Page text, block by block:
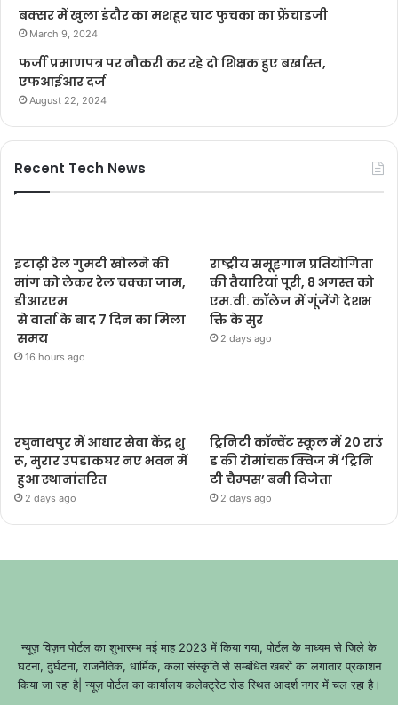
बक्सर में खुला इंदौर का मशहूर चाट फुचका का फ्रेंचाइजी
March 9, 2024
फर्जी प्रमाणपत्र पर नौकरी कर रहे दो शिक्षक हुए बर्खास्त,
एफआईआर दर्ज
August 22, 2024
Recent Tech News
इटाढ़ी रेल गुमटी खोलने की
मांग को लेकर रेल चक्का जाम,
डीआरएम
से वार्ता के बाद 7 दिन का मिला
समय
16 hours ago
राष्ट्रीय समूहगान प्रतियोगिता
की तैयारियां पूरी, 8 अगस्त को
एम.वी. कॉलेज में गूंजेंगे देशभ
क्ति के सुर
2 days ago
रघुनाथपुर में आधार सेवा केंद्र शु
रू, मुरार उपडाकघर नए भवन में
हुआ स्थानांतरित
2 days ago
ट्रिनिटी कॉन्वेंट स्कूल में 20 राउं
ड की रोमांचक क्विज में ‘ट्रिनि
टी चैम्पस’ बनी विजेता
2 days ago
न्यूज़ विज़न पोर्टल का शुभारम्भ मई माह 2023 में किया गया, पोर्टल के माध्यम से जिले के
घटना, दुर्घटना, राजनैतिक, धार्मिक, कला संस्कृति से सम्बंधित खबरों का लगातार प्रकाशन
किया जा रहा है| न्यूज़ पोर्टल का कार्यालय कलेक्ट्रेट रोड स्थित आदर्श नगर में चल रहा है।